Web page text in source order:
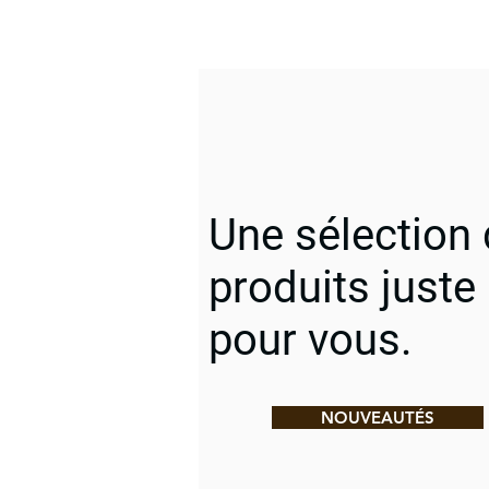
Une sélection
produits juste
pour vous.
NOUVEAUTÉS